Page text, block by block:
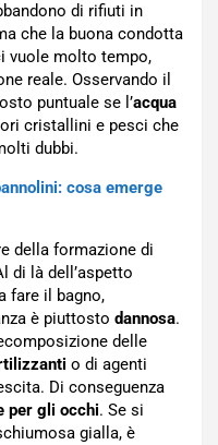
di rifiuti in
che la buona condotta
vuole molto tempo,
reale. Osservando il
puntuale se l’acqua
cristallini e pesci che
dubbi.
cosa emerge
della formazione di
di là dell’aspetto
fare il bagno,
è piuttosto dannosa.
delle
o di agenti
Di conseguenza
per gli occhi. Se si
gialla, è